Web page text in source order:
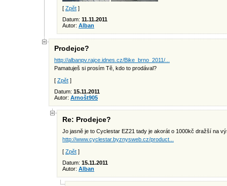
[ Zpět ]
Datum: 11.11.2011
Autor: Alban
Prodejce?
http://albanpv.rajce.idnes.cz/Bike_brno_2011/...
Pamatuješ si prosím Tě, kdo to prodával?
[ Zpět ]
Datum: 15.11.2011
Autor: Arnošt905
Re: Prodejce?
Jo jasně je to Cyclestar EZ21 tady je akorát o 1000kč dražší na
http://www.cyclestar.byznysweb.cz/product...
[ Zpět ]
Datum: 15.11.2011
Autor: Alban